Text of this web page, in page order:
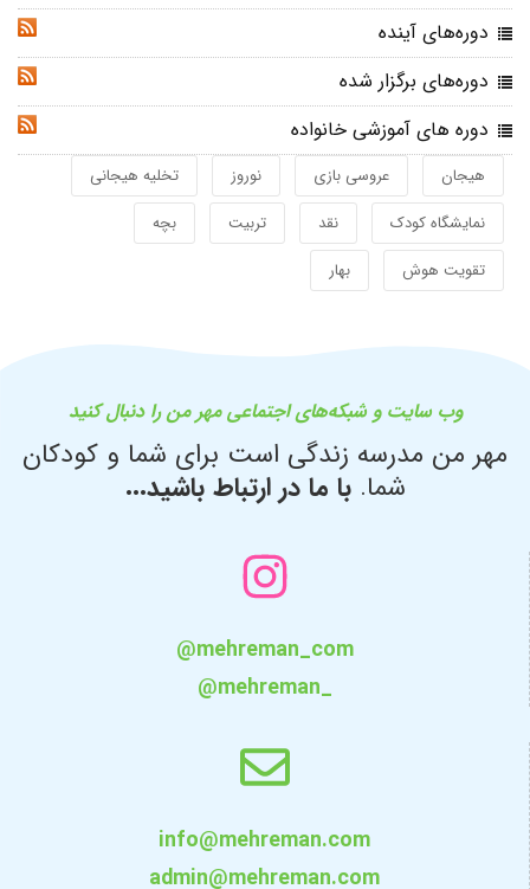
دوره‌های آینده
دوره‌های برگزار شده
دوره های آموزشی خانواده
هیجان عروسی بازی نوروز
تخلیه هیجانی
نمایشگاه کودک
نقد تربیت
بچه
تقویت هوش
بهار
وب سایت و شبکه‌های اجتماعی مهر من را دنبال کنید
مهر من مدرسه زندگی است برای شما و کودکان
شما. با ما در ارتباط باشید...
@mehreman_com
@mehreman_
info@mehreman.com
admin@mehreman.com